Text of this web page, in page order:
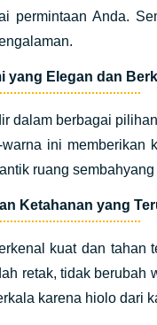
permintaan Anda.
yang Elegan dan
dalam berbagai
warna ini
ruang
Ketahanan yang
kuat dan
retak, tidak berubah
karena hiolo dari